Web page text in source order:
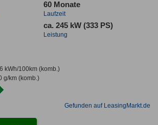
60 Monate
Laufzeit
ca. 245 kW (333 PS)
Leistung
kWh/100km(komb.)
g/km(komb.)
Gefunden auf LeasingMarkt.de